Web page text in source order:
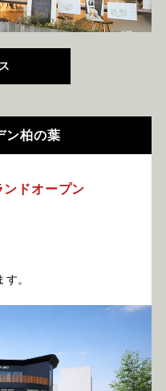
ン柏の葉
ンドオープン
。